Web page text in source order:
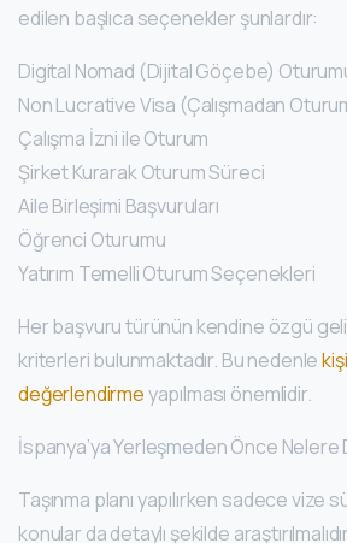
edilen başlıca seçenekler şunlardır:
Digital Nomad (Dijital Göçebe)
Non Lucrative Visa (Çalışmadan
Çalışma İzni ile Oturum
Şirket Kurarak Oturum Süreci
Aile Birleşimi Başvuruları
Öğrenci Oturumu
Yatırım Temelli Oturum Seçenekleri
Her başvuru türünün kendine özgü
kriterleri bulunmaktadır. Bu nedenle
değerlendirmeyapılması önemlidir.
İspanya’ya Yerleşmeden Önce Nelere
Taşınma planı yapılırken sadece vize
konular da detaylı şekilde